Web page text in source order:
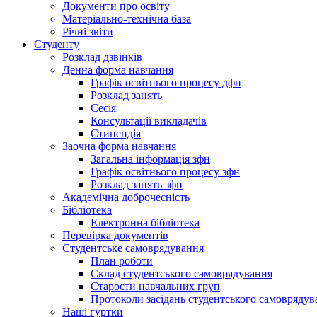
Документи про освіту
Матеріально-технічна база
Річні звіти
Студенту
Розклад дзвінків
Денна форма навчання
Графік освітнього процесу дфн
Розклад занять
Сесія
Консультації викладачів
Стипендія
Заочна форма навчання
Загальна інформація зфн
Графік освітнього процесу зфн
Розклад занять зфн
Академічна доброчесність
Бібліотека
Електронна бібліотека
Перевірка документів
Студентське самоврядування
План роботи
Склад студентського самоврядування
Старости навчальних груп
Протоколи засідань студентського
Наші гуртки